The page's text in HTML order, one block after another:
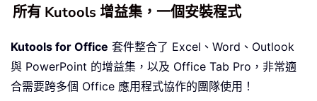
所有 Kutools 增益集，一個安裝程式
Kutools for Office 套件整合了 Excel、Word、Outlook
與 PowerPoint 的增益集，以及 Office Tab Pro，非常適
合需要跨多個 Office 應用程式協作的團隊使用！